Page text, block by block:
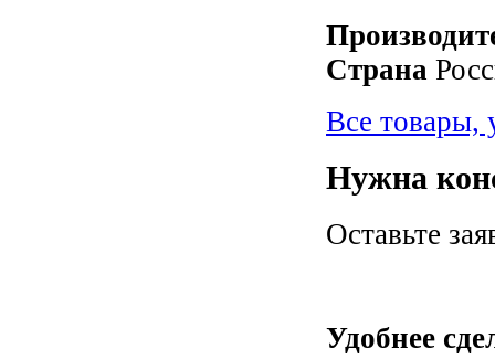
Страна
Все товары,
Нужна
Оставьте
Удобнее